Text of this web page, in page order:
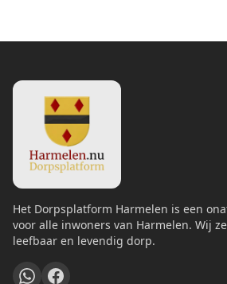
Het Dorpsplatform Harmelen is een
voor alle inwoners van Harmelen. Wij
leefbaar en levendig dorp.